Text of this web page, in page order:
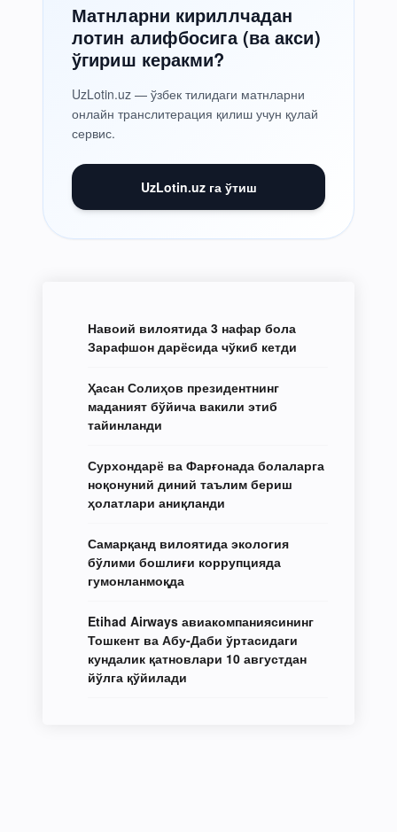
Матнларни кириллчадан
лотин алифбосига (ва акси)
ўгириш керакми?
UzLotin.uz — ўзбек тилидаги матнларни
онлайн транслитерация қилиш учун қулай
сервис.
UzLotin.uz га ўтиш
Навоий вилоятида 3 нафар бола
Зарафшон дарёсида чўкиб кетди
Ҳасан Солиҳов президентнинг
маданият бўйича вакили этиб
тайинланди
Сурхондарё ва Фарғонада болаларга
ноқонуний диний таълим бериш
ҳолатлари аниқланди
Самарқанд вилоятида экология
бўлими бошлиғи коррупцияда
гумонланмоқда
Etihad Airways авиакомпаниясининг
Тошкент ва Абу-Даби ўртасидаги
кундалик қатновлари 10 августдан
йўлга қўйилади